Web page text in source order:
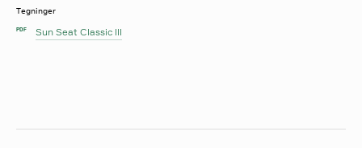
Tegninger
PDF Sun Seat Classic III